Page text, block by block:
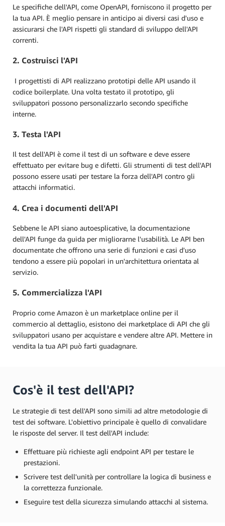
Le specifiche dell'API, come OpenAPI, forniscono il progetto per
la tua API. È meglio pensare in anticipo ai diversi casi d'uso e
assicurarsi che l'API rispetti gli standard di sviluppo dell'API
correnti.
2. Costruisci l'API
I progettisti di API realizzano prototipi delle API usando il
codice boilerplate. Una volta testato il prototipo, gli
sviluppatori possono personalizzarlo secondo specifiche
interne.
3. Testa l'API
Il test dell'API è come il test di un software e deve essere
effettuato per evitare bug e difetti. Gli strumenti di test dell'API
possono essere usati per testare la forza dell'API contro gli
attacchi informatici.
4. Crea i documenti dell'API
Sebbene le API siano autoesplicative, la documentazione
dell'API funge da guida per migliorarne l'usabilità. Le API ben
documentate che offrono una serie di funzioni e casi d'uso
tendono a essere più popolari in un'architettura orientata al
servizio.
5. Commercializza l'API
Proprio come Amazon è un marketplace online per il
commercio al dettaglio, esistono dei marketplace di API che gli
sviluppatori usano per acquistare e vendere altre API. Mettere in
vendita la tua API può farti guadagnare.
Cos'è il test dell'API?
Le strategie di test dell'API sono simili ad altre metodologie di
test dei software. L'obiettivo principale è quello di convalidare
le risposte del server. Il test dell'API include:
Effettuare più richieste agli endpoint API per testare le
prestazioni.
Scrivere test dell'unità per controllare la logica di business e
la correttezza funzionale.
Eseguire test della sicurezza simulando attacchi al sistema.